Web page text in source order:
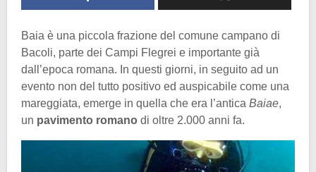
Baia è una piccola frazione del comune campano di
Bacoli, parte dei Campi Flegrei e importante già
dall’epoca romana. In questi giorni, in seguito ad un
evento non del tutto positivo ed auspicabile come una
mareggiata, emerge in quella che era l’antica Baiae,
un pavimento romano di oltre 2.000 anni fa.